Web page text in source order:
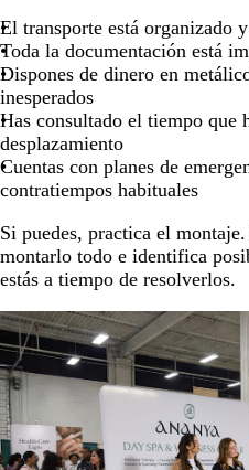
El transporte está organizado
Toda la documentación está
Dispones de dinero en
inesperados
Has consultado el tiempo que
desplazamiento
Cuentas con planes de
contratiempos habituales
Si puedes, practica el
montarlo todo e identifica
estás a tiempo de resolverlos.